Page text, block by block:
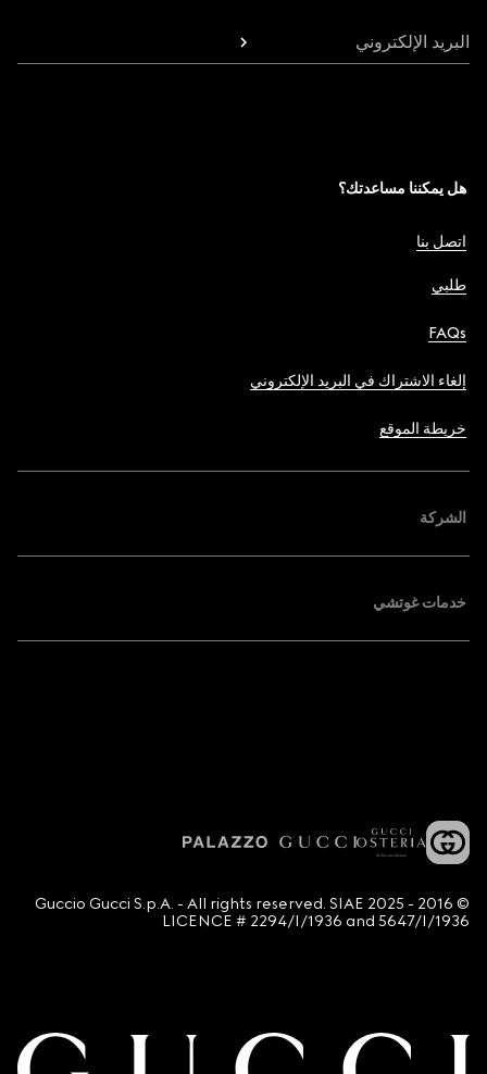
البريد الإلكتروني
هل يمكننا مساعدتك؟
اتصل بنا
طلبي
FAQs
إلغاء الاشتراك في البريد الإلكتروني
خريطة الموقع
الشركة
خدمات غوتشي
© 2016 - 2025 Guccio Gucci S.p.A. - All rights reserved. SIAE
LICENCE # 2294/I/1936 and 5647/I/1936